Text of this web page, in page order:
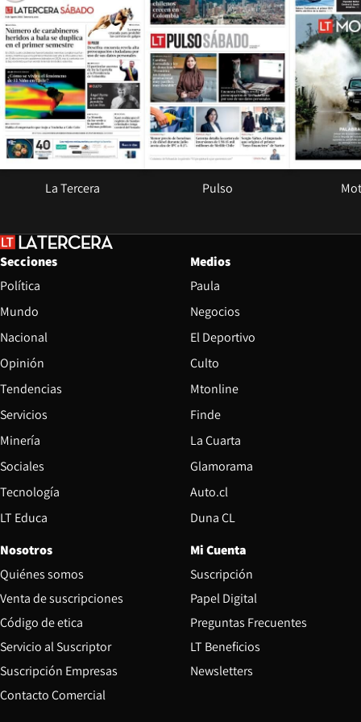
La Tercera Pulso
Secciones
Política
Mundo
Nacional
Opinión
Tendencias
Servicios
Minería
Sociales
Tecnología
LT Educa
Medios
Paula
Negocios
El Deportivo
Culto
Mtonline
Finde
La Cuarta
Glamorama
Auto.cl
Duna CL
Nosotros
Quiénes somos
Venta de suscripciones
Código de etica Opens in new window
Servicio al Suscriptor
Suscripción Empresas
Contacto Comercial
Mi Cuenta
Suscripción
Papel Digital
Preguntas Frecuentes
LT Beneficios
Newsletters